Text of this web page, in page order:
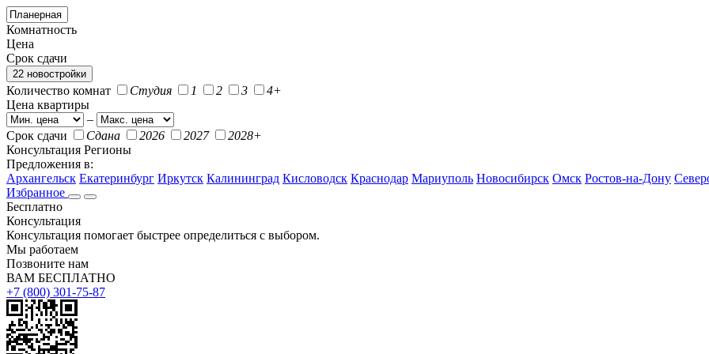
Комнатность
Цена
Срок сдачи
22 новостройки
Количество комнат Студия 1 2 3
4+
Цена квартиры
–
Срок сдачи
Сдана 2026 2027
2028+
Консультация Регионы
Предложения в:
Архангельск Екатеринбург Иркутск Калининград Кисловодск Краснодар Мариуполь Новосибирск Омск Ростов-на-Дону
Избранное
Бесплатно
Консультация
Консультация помогает быстрее определиться с выбором.
Мы работаем
Позвоните нам
ВАМ БЕСПЛАТНО
+7 (800) 301-75-87